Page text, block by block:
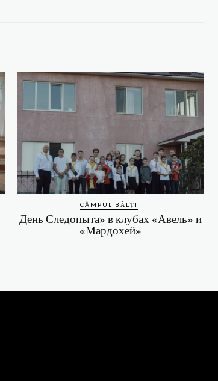
CÂMPUL BĂLȚI
День Следопыта» в клубах «Авель» и
«Мардохей»